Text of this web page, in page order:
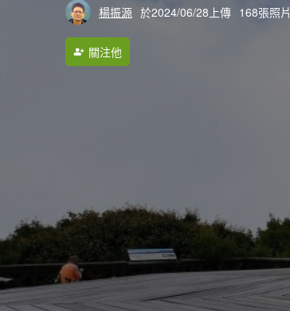
楊振源 於2024/06/28上傳 168張照片
關注他